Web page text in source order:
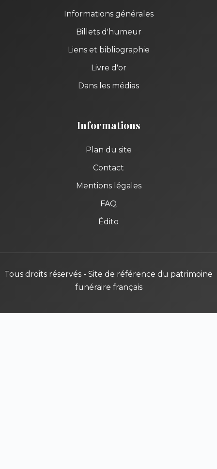
Informations générales
Billets d'humeur
Liens et bibliographie
Livre d'or
Dans les médias
Informations
Plan du site
Contact
Mentions légales
FAQ
Édito
Tous droits réservés - Site de référence du patrimoine
funéraire français